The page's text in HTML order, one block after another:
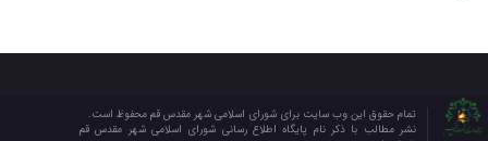
تمام حقوق این وب سایت برای شورای اسلامی شهر مقدس قم محفوظ است.
نشر مطالب با ذکر نام پایگاه اطلاع رسانی شورای اسلامی شهر مقدس قم